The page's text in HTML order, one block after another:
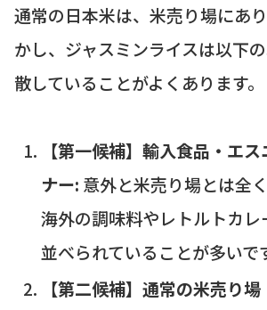
通常の日本米は、米売り場にあ
かし、ジャスミンライスは以下
散していることがよくあります。
【第一候補】輸入食品・エ
ナー: 意外と米売り場とは全
海外の調味料やレトルトカ
並べられていることが多いで
【第二候補】通常の米売り